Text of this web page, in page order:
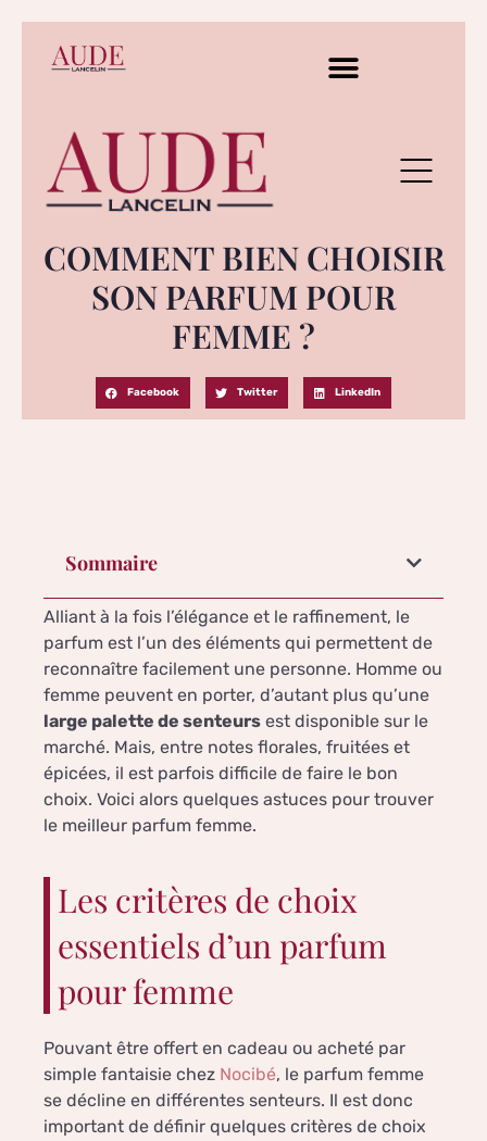
COMMENT BIEN CHOISIR
SON PARFUM POUR
FEMME ?
Facebook Twitter LinkedIn
Sommaire
Alliant à la fois l’élégance et le raffinement, le
parfum est l’un des éléments qui permettent de
reconnaître facilement une personne. Homme ou
femme peuvent en porter, d’autant plus qu’une
large palette de senteurs est disponible sur le
marché. Mais, entre notes florales, fruitées et
épicées, il est parfois difficile de faire le bon
choix. Voici alors quelques astuces pour trouver
le meilleur parfum femme.
Les critères de choix
essentiels d’un parfum
pour femme
Pouvant être offert en cadeau ou acheté par
simple fantaisie chez Nocibé, le parfum femme
se décline en différentes senteurs. Il est donc
important de définir quelques critères de choix